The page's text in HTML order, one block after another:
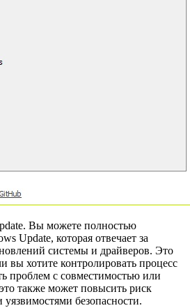
Вы можете полностью
Update, которая отвечает за
системы и драйверов. Это
вы хотите контролировать процесс
проблем с совместимостью или
также может повысить риск
безопасности.